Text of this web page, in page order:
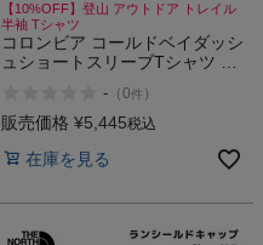
【10%OFF】登山 アウトドア トレイル
半袖 Tシャツ
コロンビア コールドベイダッシ
ュショートスリーブTシャツ 冷
ア トレイル 半袖 Tシャツ
Columbia Cold Bay Dash Short
- （0件 ）
販売価格 ¥5,445税込
在庫を見る